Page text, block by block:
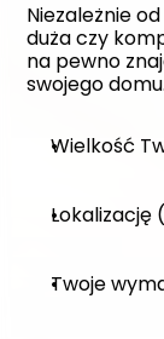
Niezależnie
duża czy
na pewno
swojego
Wielkość
Twoje